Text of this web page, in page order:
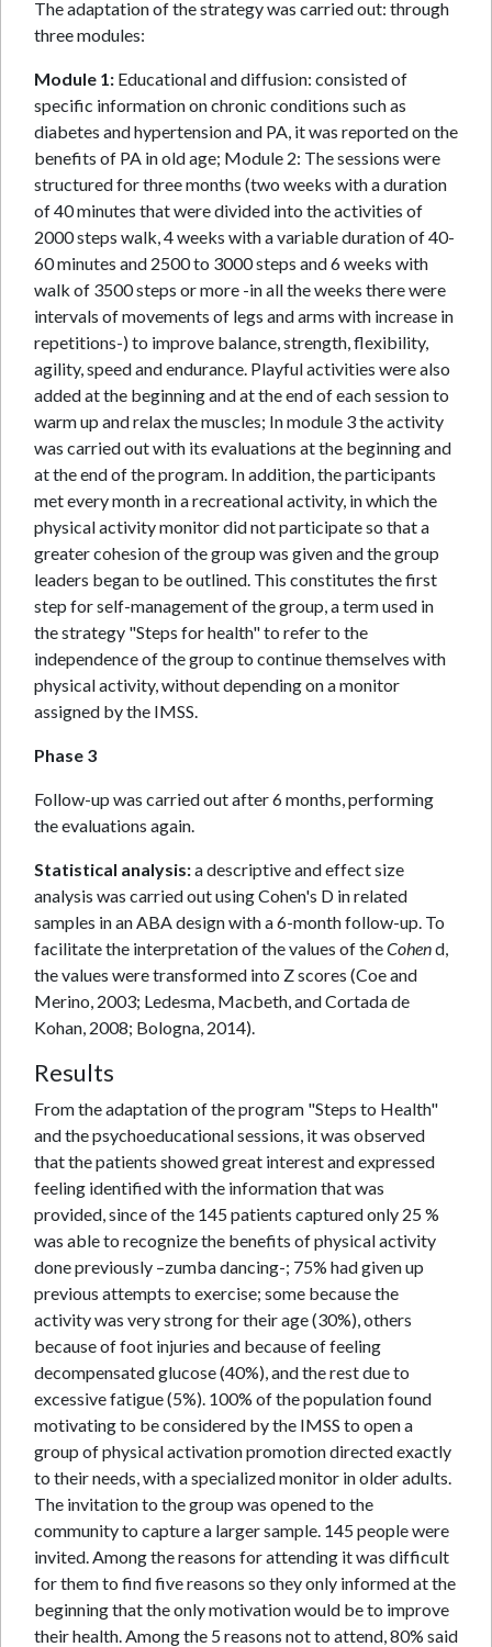
The adaptation of the strategy was carried out: through
three modules:
Module 1: Educational and diffusion: consisted of
specific information on chronic conditions such as
diabetes and hypertension and PA, it was reported on the
benefits of PA in old age; Module 2: The sessions were
structured for three months (two weeks with a duration
of 40 minutes that were divided into the activities of
2000 steps walk, 4 weeks with a variable duration of 40-
60 minutes and 2500 to 3000 steps and 6 weeks with
walk of 3500 steps or more -in all the weeks there were
intervals of movements of legs and arms with increase in
repetitions-) to improve balance, strength, flexibility,
agility, speed and endurance. Playful activities were also
added at the beginning and at the end of each session to
warm up and relax the muscles; In module 3 the activity
was carried out with its evaluations at the beginning and
at the end of the program. In addition, the participants
met every month in a recreational activity, in which the
physical activity monitor did not participate so that a
greater cohesion of the group was given and the group
leaders began to be outlined. This constitutes the first
step for self-management of the group, a term used in
the strategy "Steps for health" to refer to the
independence of the group to continue themselves with
physical activity, without depending on a monitor
assigned by the IMSS.
Phase 3
Follow-up was carried out after 6 months, performing
the evaluations again.
Statistical analysis:a descriptive and effect size
analysis was carried out using Cohen's D in related
samples in an ABA design with a 6-month follow-up. To
facilitate the interpretation of the values of theCohend,
the values were transformed into Z scores (Coe and
Merino, 2003; Ledesma, Macbeth, and Cortada de
Kohan, 2008; Bologna, 2014).
Results
From the adaptation of the program "Steps to Health"
and the psychoeducational sessions, it was observed
that the patients showed great interest and expressed
feeling identified with the information that was
provided, since of the 145 patients captured only 25 %
was able to recognize the benefits of physical activity
done previously –zumba dancing-; 75% had given up
previous attempts to exercise; some because the
activity was very strong for their age (30%), others
because of foot injuries and because of feeling
decompensated glucose (40%), and the rest due to
excessive fatigue (5%). 100% of the population found
motivating to be considered by the IMSS to open a
group of physical activation promotion directed exactly
to their needs, with a specialized monitor in older adults.
The invitation to the group was opened to the
community to capture a larger sample. 145 people were
invited. Among the reasons for attending it was difficult
for them to find five reasons so they only informed at the
beginning that the only motivation would be to improve
their health. Among the 5 reasons not to attend, 80% said